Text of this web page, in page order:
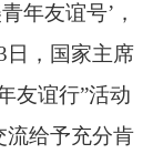
年友谊号’，
日，国家主席
友谊行”活动
流给予充分肯